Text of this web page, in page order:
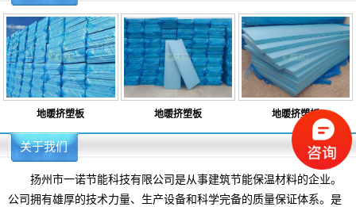
地暖挤塑板 地暖挤塑板 地暖挤塑板
更多>>
关于我们
扬州市一诺节能科技有限公司是从事建筑节能保温材料的企业。
公司拥有雄厚的技术力量、生产设备和科学完备的质量保证体系。是